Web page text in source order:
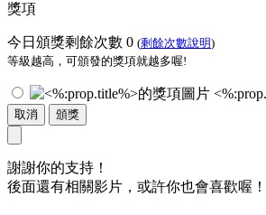
獎項
今日頒獎剩餘次數 0 (剩餘次數說明)
等級越高，可頒發的獎項就越多喔!
取消 頒獎
謝謝你的支持！
後面還有相關影片，或許你也會喜歡喔！